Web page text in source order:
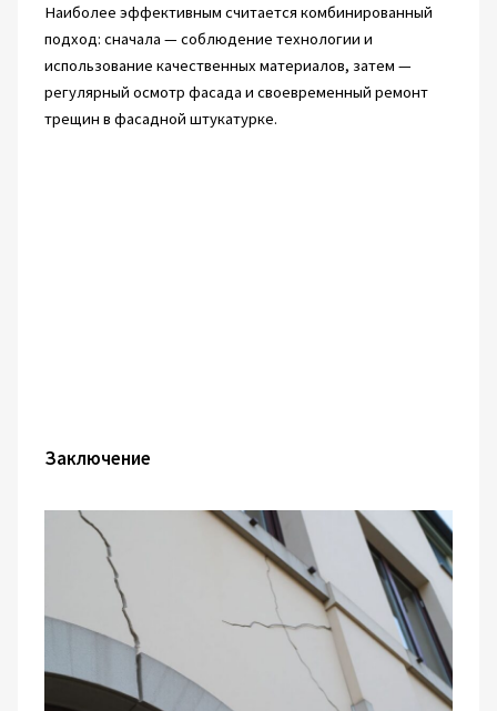
Наиболее эффективным считается комбинированный
подход: сначала — соблюдение технологии и
использование качественных материалов, затем —
регулярный осмотр фасада и своевременный ремонт
трещин в фасадной штукатурке.
Заключение